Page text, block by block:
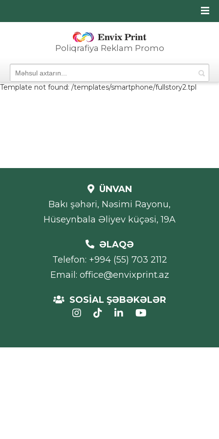
Poliqrafiya Reklam Promo
Template not found: /templates/smartphone/fullstory2.tpl
ÜNVAN
Bakı şəhəri, Nəsimi Rayonu,
Hüseynbala Əliyev küçəsi, 19A
ƏLAQƏ
Telefon: +994 (55) 703 2112
Email: office@envixprint.az
SOSİAL ŞƏBƏKƏLƏR